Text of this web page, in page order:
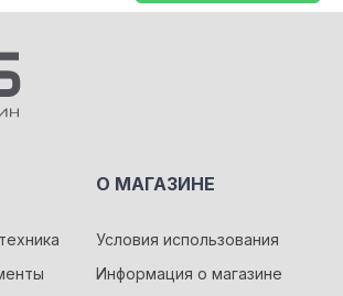
О МАГАЗИНЕ
Условия использования
Информация о магазине